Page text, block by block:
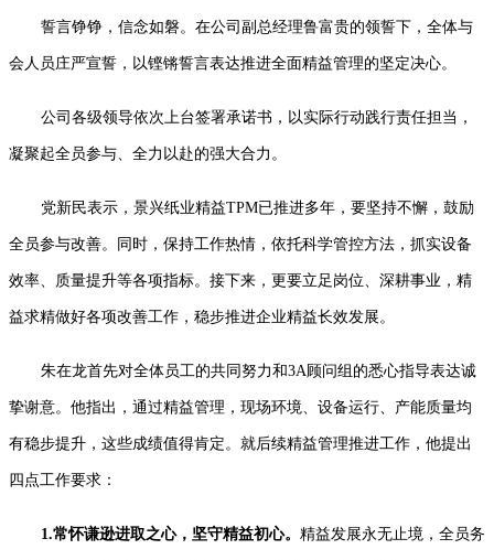
誓言铮铮，信念如磐。在公司副总经理鲁富贵的领誓下，全体与
会人员庄严宣誓，以铿锵誓言表达推进全面精益管理的坚定决心。
公司各级领导依次上台签署承诺书，以实际行动践行责任担当，
凝聚起全员参与、全力以赴的强大合力。
党新民表示，景兴纸业精益TPM已推进多年，要坚持不懈，鼓励
全员参与改善。同时，保持工作热情，依托科学管控方法，抓实设备
效率、质量提升等各项指标。接下来，更要立足岗位、深耕事业，精
益求精做好各项改善工作，稳步推进企业精益长效发展。
朱在龙首先对全体员工的共同努力和3A 顾问组的悉心指导表达诚
挚谢意。他指出，通过精益管理，现场环境、设备运行、产能质量均
有稳步提升，这些成绩值得肯定。就后续精益管理推进工作，他提出
四点工作要求：
1.常怀谦逊进取之心，坚守精益初心。 精益发展永无止境，全员务